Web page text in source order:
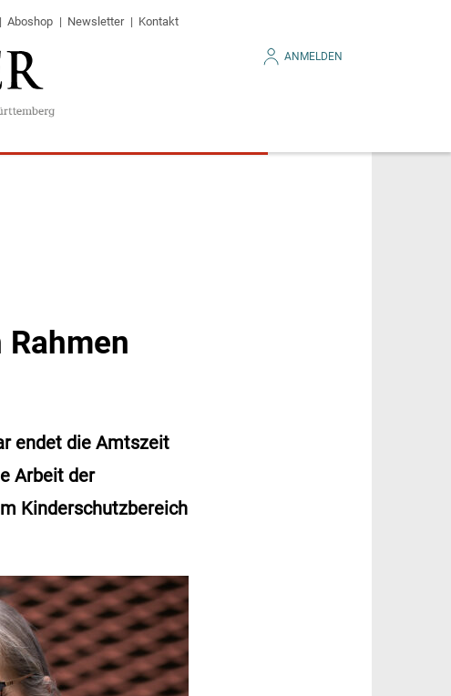
Aboshop Newsletter Kontakt
ANMELDEN
endet die Amtszeit
Arbeit der
Kinderschutzbereich